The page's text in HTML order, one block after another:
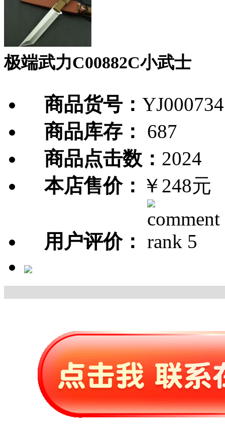
极端武力C00882C小武士
商品货号： YJ000734
商品库存：
687
商品点击数： 2024
本店售价： ￥248元
用户评价：